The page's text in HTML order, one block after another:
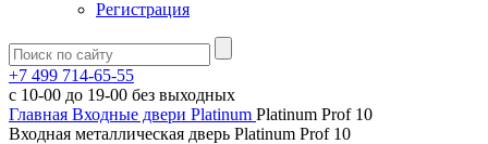
Регистрация
+7 499 714-65-55
с 10-00 до 19-00 без выходных
Главная Входные двери Platinum Platinum Prof 10
Входная металлическая дверь Platinum Prof 10